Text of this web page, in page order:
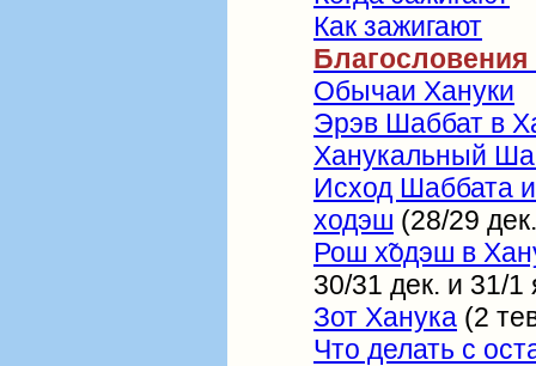
Как зажигают
Благословения
Обычаи Хануки
Эрэв Шаббат в
Ханукальный
Исход Шаббата
ходэш (28/29
Рош х̃одэш в
30/31 дек. и 31/1
Зот Ханука (2
Что делать с